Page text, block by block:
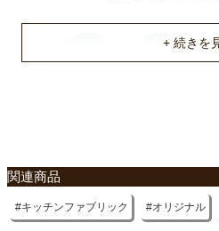
関連商品
キッチンファブリック オリジナル